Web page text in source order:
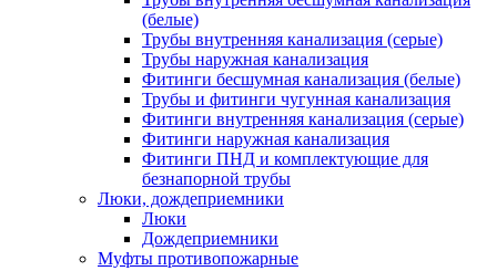
(белые)
Трубы внутренняя канализация (серые)
Трубы наружная канализация
Фитинги бесшумная канализация (белые)
Трубы и фитинги чугунная канализация
Фитинги внутренняя канализация (серые)
Фитинги наружная канализация
Фитинги ПНД и комплектующие для
безнапорной трубы
Люки, дождеприемники
Люки
Дождеприемники
Муфты противопожарные